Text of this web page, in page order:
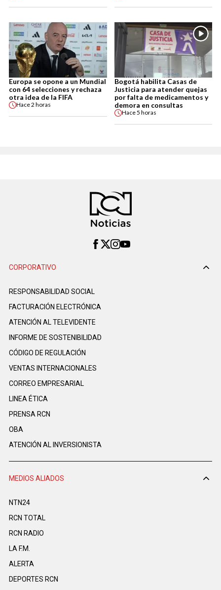
Europa se opone a un Mundial
con 64 selecciones y rechaza
otra idea de la FIFA
Hace2 horas
Bogotá habilita Casas de
Justicia para atender quejas
por falta de medicamentos y
demora en consultas
Hace5 horas
CORPORATIVO
RESPONSABILIDAD SOCIAL
FACTURACIÓN ELECTRÓNICA
ATENCIÓN AL TELEVIDENTE
INFORME DE SOSTENIBILIDAD
CÓDIGO DE REGULACIÓN
VENTAS INTERNACIONALES
CORREO EMPRESARIAL
LINEA ÉTICA
PRENSA RCN
OBA
ATENCIÓN AL INVERSIONISTA
MEDIOS ALIADOS
NTN24
RCN TOTAL
RCN RADIO
LA F.M.
ALERTA
DEPORTES RCN